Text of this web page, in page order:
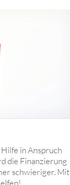
in Anspruch
die Finanzierung
schwieriger. Mit